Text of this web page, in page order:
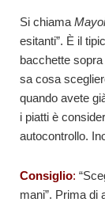
Si chiama
esitanti”. È il
bacchette
sa cosa
quando avete
i piatti è
autocontrollo.
Consiglio:
mani”. Prima di